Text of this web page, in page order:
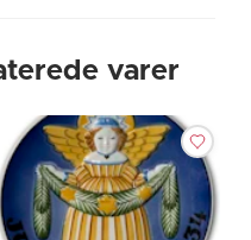
varer